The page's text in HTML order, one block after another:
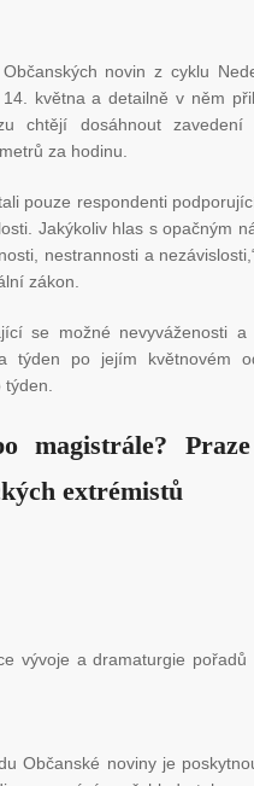
novin z cyklu
května a detailně v něm
chtějí dosáhnout zavedení
za hodinu.
pouze respondenti
Jakýkoliv hlas s opačným
nestrannosti a
zákon.
se možné nevyváženosti a
týden po jejím květnovém
magistrále?
extrémistů
vývoje a dramaturgie
Občanské noviny je